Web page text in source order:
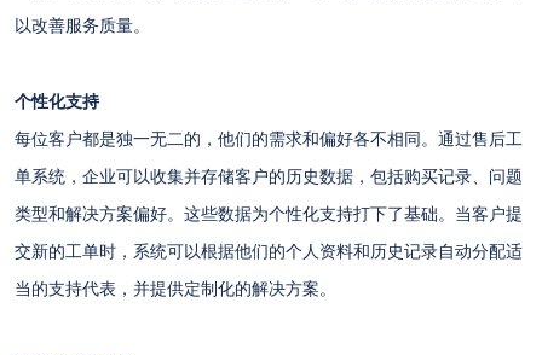
以改善服务质量。
个性化支持
每位客户都是独一无二的，他们的需求和偏好各不相同。通过售后工
单系统，企业可以收集并存储客户的历史数据，包括购买记录、问题
类型和解决方案偏好。这些数据为个性化支持打下了基础。当客户提
交新的工单时，系统可以根据他们的个人资料和历史记录自动分配适
当的支持代表，并提供定制化的解决方案。